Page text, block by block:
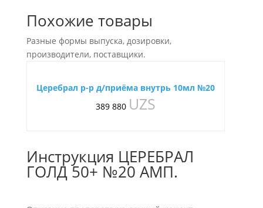
Похожие товары
Разные формы выпуска, дозировки,
производители, поставщики.
Церебрал р-р д/приёма внутрь 10мл №20
389 880 UZS
Инструкция ЦЕРЕБРАЛ
ГОЛД 50+ №20 АМП.